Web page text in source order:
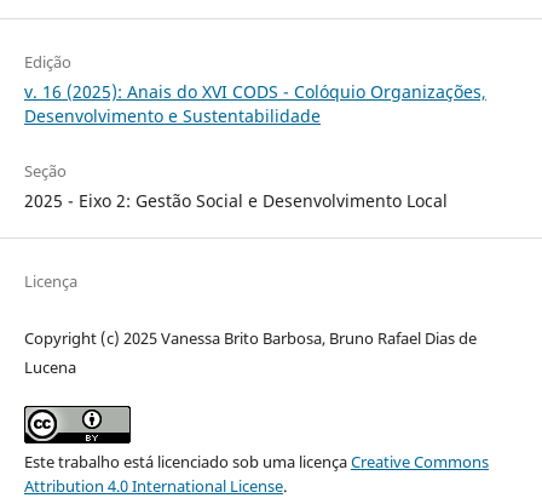
Edição
v. 16 (2025): Anais do XVI CODS - Colóquio Organizações,
Desenvolvimento e Sustentabilidade
Seção
2025 - Eixo 2: Gestão Social e Desenvolvimento Local
Licença
Copyright (c) 2025 Vanessa Brito Barbosa, Bruno Rafael Dias de
Lucena
Este trabalho está licenciado sob uma licençaCreative Commons
Attribution 4.0 International License.